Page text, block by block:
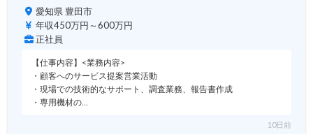
愛知県 豊田市
年収450万円～600万円
正社員
【仕事内容】<業務内容>
・顧客へのサービス提案営業活動
・現場での技術的なサポート、調査業務、報告書作成
・専用機材の…
10日前